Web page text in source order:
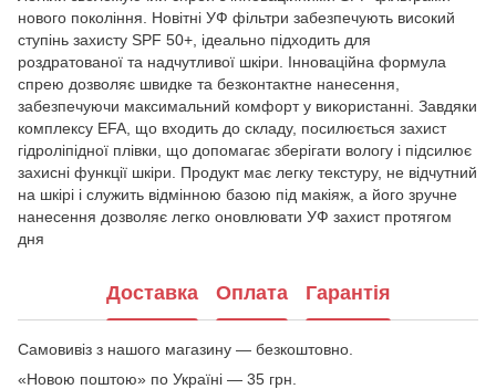
нового покоління. Новітні УФ фільтри забезпечують високий
ступінь захисту SPF 50+, ідеально підходить для
роздратованої та надчутливої шкіри. Інноваційна формула
спрею дозволяє швидке та безконтактне нанесення,
забезпечуючи максимальний комфорт у використанні. Завдяки
комплексу EFA, що входить до складу, посилюється захист
гідроліпідної плівки, що допомагає зберігати вологу і підсилює
захисні функції шкіри. Продукт має легку текстуру, не відчутний
на шкірі і служить відмінною базою під макіяж, а його зручне
нанесення дозволяє легко оновлювати УФ захист протягом
дня
Доставка Оплата Гарантія
Самовивіз з нашого магазину — безкоштовно.
«Новою поштою» по Україні — 35 грн.